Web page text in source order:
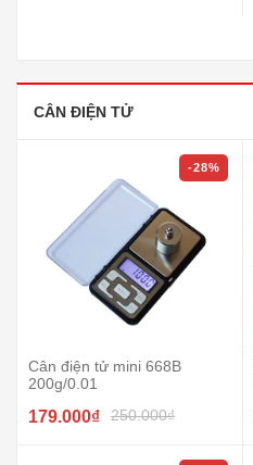
CÂN ĐIỆN TỬ
-28%
Cân điện tử mini 668B
200g/0.01
179.000₫ 250.000₫